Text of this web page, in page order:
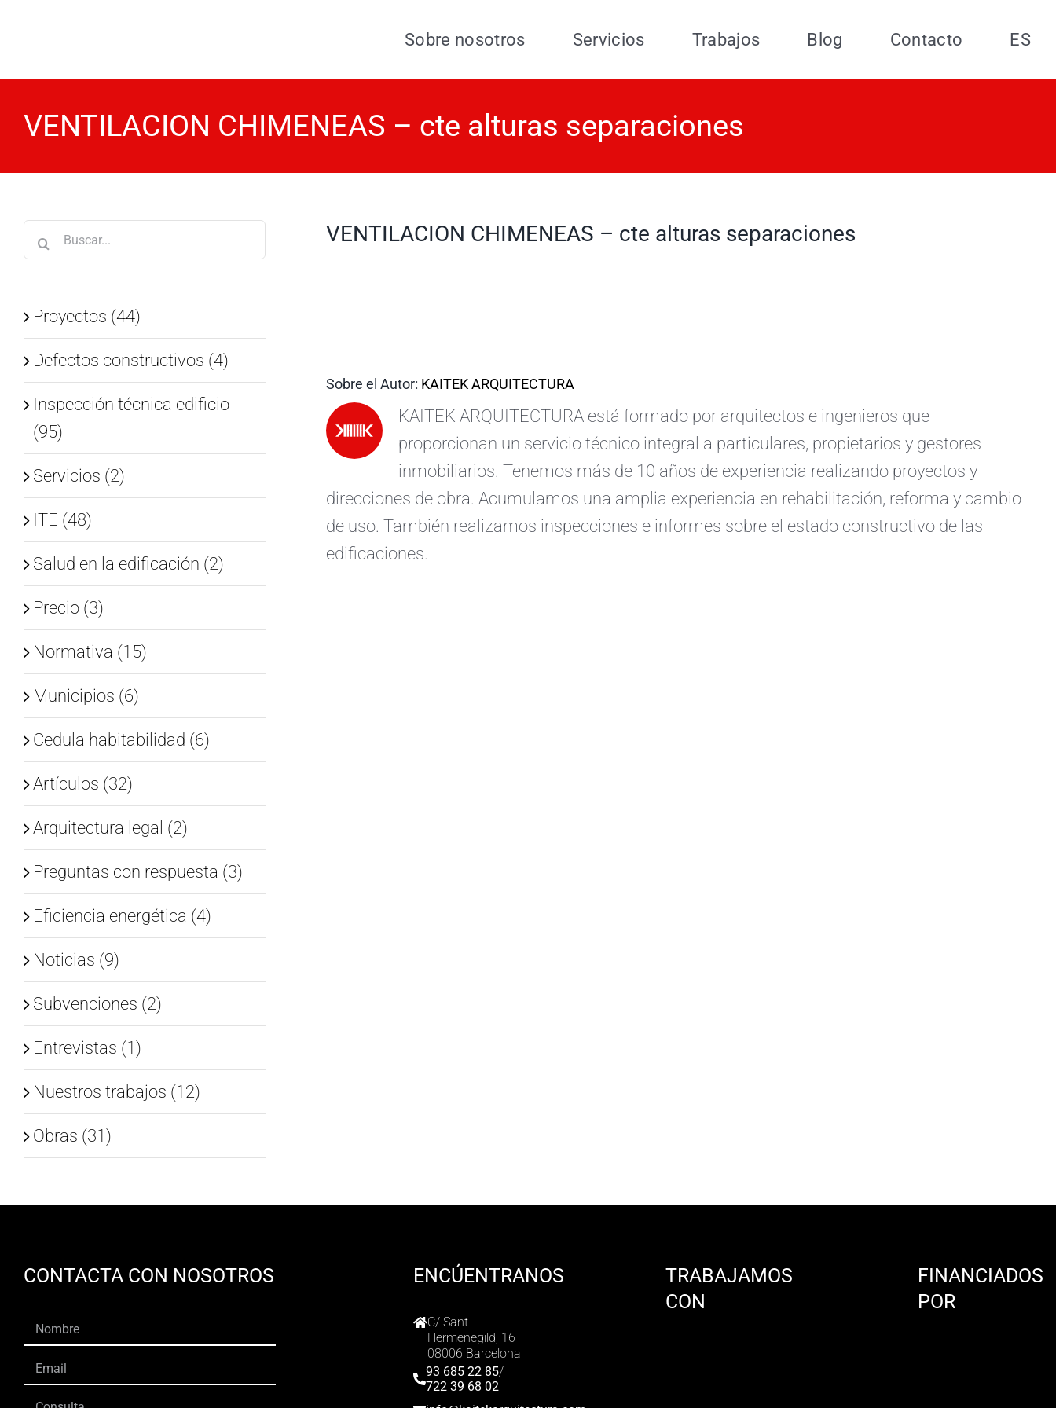
Sobre nosotros Servicios Trabajos Blog Contacto ES
VENTILACION CHIMENEAS – cte alturas separaciones
VENTILACION CHIMENEAS – cte alturas separaciones
Sobre el Autor: KAITEK ARQUITECTURA
KAITEK ARQUITECTURA está formado por arquitectos e ingenieros que
proporcionan un servicio técnico integral a particulares, propietarios y gestores
inmobiliarios. Tenemos más de 10 años de experiencia realizando proyectos y
direcciones de obra. Acumulamos una amplia experiencia en rehabilitación, reforma y cambio
de uso. También realizamos inspecciones e informes sobre el estado constructivo de las
edificaciones.
Buscar:
Proyectos (44)
Defectos constructivos (4)
Inspección técnica edificio
(95)
Servicios (2)
ITE (48)
Salud en la edificación (2)
Precio (3)
Normativa (15)
Municipios (6)
Cedula habitabilidad (6)
Artículos (32)
Arquitectura legal (2)
Preguntas con respuesta (3)
Eficiencia energética (4)
Noticias (9)
Subvenciones (2)
Entrevistas (1)
Nuestros trabajos (12)
Obras (31)
CONTACTA CON NOSOTROS ENCÚENTRANOS
C/ Sant
Hermenegild, 16
08006 Barcelona
93 685 22 85/
722 39 68 02
TRABAJAMOS
CON
FINANCIADOS
POR